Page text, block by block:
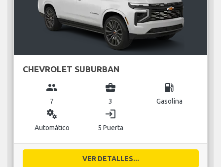
CHEVROLET SUBURBAN
group
7
business_center
3
local_gas_station
Gasolina
miscellaneous_services
Automático
login
5 Puerta
VER DETALLES...